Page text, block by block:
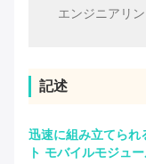
エンジニアリ
記述
迅速に組み立てられ
ト モバイルモジュ